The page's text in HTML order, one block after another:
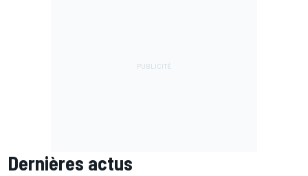
Dernières actus